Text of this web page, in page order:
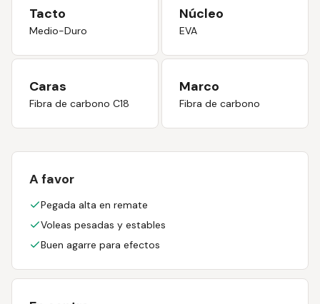
Tacto
Medio-Duro
Núcleo
EVA
Caras
Fibra de carbono C18
Marco
Fibra de carbono
A favor
Pegada alta en remate
Voleas pesadas y estables
Buen agarre para efectos